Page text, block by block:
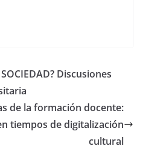
Discusiones
de la formación docente:
tiempos de digitalización
cultural